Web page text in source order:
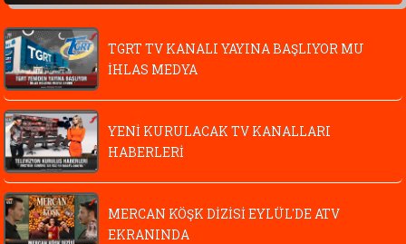
TGRT TV KANALI YAYINA BAŞLIYOR MU
İHLAS MEDYA
YENİ KURULACAK TV KANALLARI
HABERLERİ
MERCAN KÖŞK DİZİSİ EYLÜL'DE ATV
EKRANINDA